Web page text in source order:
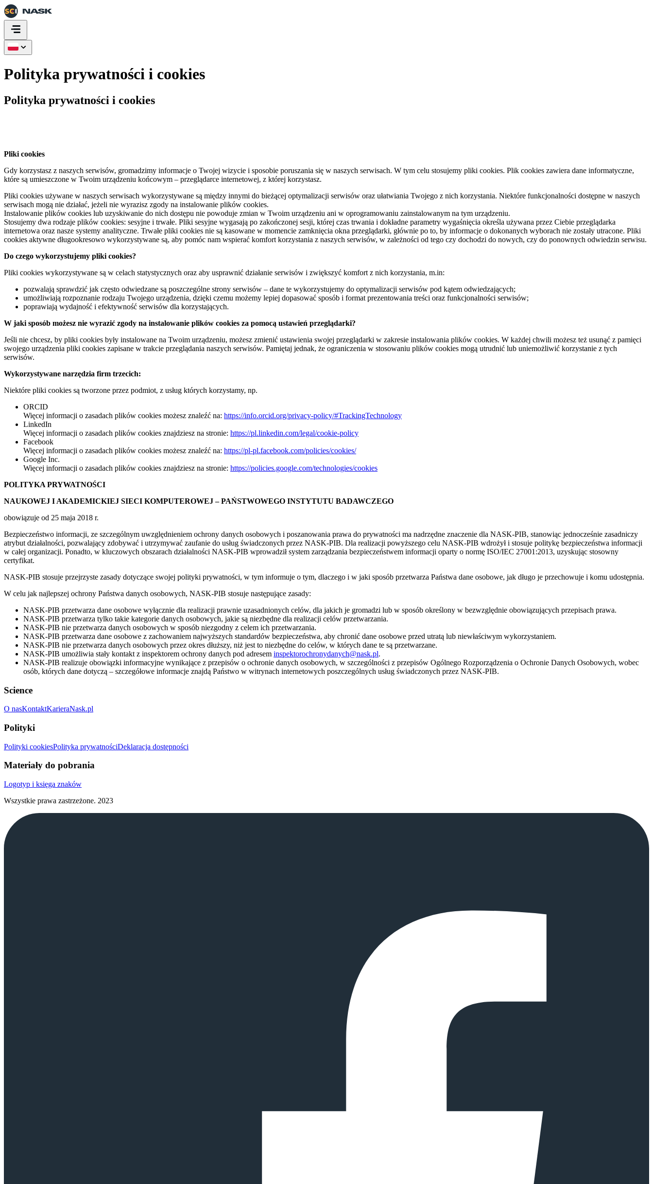
Polityka prywatności i cookies
Polityka prywatności i cookies
Pliki cookies
Gdy korzystasz z naszych serwisów, gromadzimy informacje o Twojej wizycie i sposobie poruszania się w naszych serwisach. W tym celu stosujemy pliki cookies. Plik cookies zawiera dane informatyczne,
które są umieszczone w Twoim urządzeniu końcowym – przeglądarce internetowej, z której korzystasz.
Pliki cookies używane w naszych serwisach wykorzystywane są między innymi do bieżącej optymalizacji serwisów oraz ułatwiania Twojego z nich korzystania. Niektóre funkcjonalności dostępne w naszych
serwisach mogą nie działać, jeżeli nie wyrazisz zgody na instalowanie plików cookies.
Instalowanie plików cookies lub uzyskiwanie do nich dostępu nie powoduje zmian w Twoim urządzeniu ani w oprogramowaniu zainstalowanym na tym urządzeniu.
Stosujemy dwa rodzaje plików cookies: sesyjne i trwałe. Pliki sesyjne wygasają po zakończonej sesji, której czas trwania i dokładne parametry wygaśnięcia określa używana przez Ciebie przeglądarka
internetowa oraz nasze systemy analityczne. Trwałe pliki cookies nie są kasowane w momencie zamknięcia okna przeglądarki, głównie po to, by informacje o dokonanych wyborach nie zostały utracone. Pliki
cookies aktywne długookresowo wykorzystywane są, aby pomóc nam wspierać komfort korzystania z naszych serwisów, w zależności od tego czy dochodzi do nowych, czy do ponownych odwiedzin serwisu.
Do czego wykorzystujemy pliki cookies?
Pliki cookies wykorzystywane są w celach statystycznych oraz aby usprawnić działanie serwisów i zwiększyć komfort z nich korzystania, m.in:
pozwalają sprawdzić jak często odwiedzane są poszczególne strony serwisów – dane te wykorzystujemy do optymalizacji serwisów pod kątem odwiedzających;
umożliwiają rozpoznanie rodzaju Twojego urządzenia, dzięki czemu możemy lepiej dopasować sposób i format prezentowania treści oraz funkcjonalności serwisów;
poprawiają wydajność i efektywność serwisów dla korzystających.
W jaki sposób możesz nie wyrazić zgody na instalowanie plików cookies za pomocą ustawień przeglądarki?
Jeśli nie chcesz, by pliki cookies były instalowane na Twoim urządzeniu, możesz zmienić ustawienia swojej przeglądarki w zakresie instalowania plików cookies. W każdej chwili możesz też usunąć z pamięci
swojego urządzenia pliki cookies zapisane w trakcie przeglądania naszych serwisów. Pamiętaj jednak, że ograniczenia w stosowaniu plików cookies mogą utrudnić lub uniemożliwić korzystanie z tych
serwisów.
Wykorzystywane narzędzia firm trzecich:
Niektóre pliki cookies są tworzone przez podmiot, z usług których korzystamy, np.
ORCID
Więcej informacji o zasadach plików cookies możesz znaleźć na: https://info.orcid.org/privacy-policy/#TrackingTechnology
LinkedIn
Więcej informacji o zasadach plików cookies znajdziesz na stronie: https://pl.linkedin.com/legal/cookie-policy
Facebook
Więcej informacji o zasadach plików cookies możesz znaleźć na: https://pl-pl.facebook.com/policies/cookies/
Google Inc.
Więcej informacji o zasadach plików cookies znajdziesz na stronie: https://policies.google.com/technologies/cookies
POLITYKA PRYWATNOŚCI
NAUKOWEJ I AKADEMICKIEJ SIECI KOMPUTEROWEJ – PAŃSTWOWEGO INSTYTUTU BADAWCZEGO
obowiązuje od 25 maja 2018 r.
Bezpieczeństwo informacji, ze szczególnym uwzględnieniem ochrony danych osobowych i poszanowania prawa do prywatności ma nadrzędne znaczenie dla NASK-PIB, stanowiąc jednocześnie zasadniczy
atrybut działalności, pozwalający zdobywać i utrzymywać zaufanie do usług świadczonych przez NASK-PIB. Dla realizacji powyższego celu NASK-PIB wdrożył i stosuje politykę bezpieczeństwa informacji
w całej organizacji. Ponadto, w kluczowych obszarach działalności NASK-PIB wprowadził system zarządzania bezpieczeństwem informacji oparty o normę ISO/IEC 27001:2013, uzyskując stosowny
certyfikat.
NASK-PIB stosuje przejrzyste zasady dotyczące swojej polityki prywatności, w tym informuje o tym, dlaczego i w jaki sposób przetwarza Państwa dane osobowe, jak długo je przechowuje i komu udostępnia.
W celu jak najlepszej ochrony Państwa danych osobowych, NASK-PIB stosuje następujące zasady:
NASK-PIB przetwarza dane osobowe wyłącznie dla realizacji prawnie uzasadnionych celów, dla jakich je gromadzi lub w sposób określony w bezwzględnie obowiązujących przepisach prawa.
NASK-PIB przetwarza tylko takie kategorie danych osobowych, jakie są niezbędne dla realizacji celów przetwarzania.
NASK-PIB nie przetwarza danych osobowych w sposób niezgodny z celem ich przetwarzania.
NASK-PIB przetwarza dane osobowe z zachowaniem najwyższych standardów bezpieczeństwa, aby chronić dane osobowe przed utratą lub niewłaściwym wykorzystaniem.
NASK-PIB nie przetwarza danych osobowych przez okres dłuższy, niż jest to niezbędne do celów, w których dane te są przetwarzane.
NASK-PIB umożliwia stały kontakt z inspektorem ochrony danych pod adresem inspektorochronydanych@nask.pl.
NASK-PIB realizuje obowiązki informacyjne wynikające z przepisów o ochronie danych osobowych, w szczególności z przepisów Ogólnego Rozporządzenia o Ochronie Danych Osobowych, wobec
osób, których dane dotyczą – szczegółowe informacje znajdą Państwo w witrynach internetowych poszczególnych usług świadczonych przez NASK-PIB.
Science
O nasKontaktKarieraNask.pl
Polityki
Polityki cookiesPolityka prywatnościDeklaracja dostępności
Materiały do pobrania
Logotyp i księga znaków
Wszystkie prawa zastrzeżone. 2023